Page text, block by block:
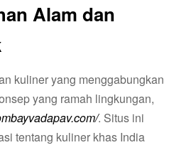
Alam dan
kuliner yang menggabungkan
yang ramah lingkungan,
. Situs ini
tentang kuliner khas India